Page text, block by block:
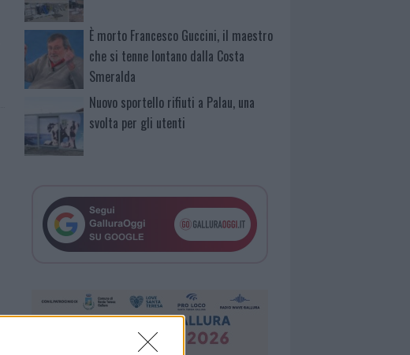
È morto Francesco Guccini, il maestro
che si tenne lontano dalla Costa
Smeralda
Nuovo sportello rifiuti a Palau, una
svolta per gli utenti